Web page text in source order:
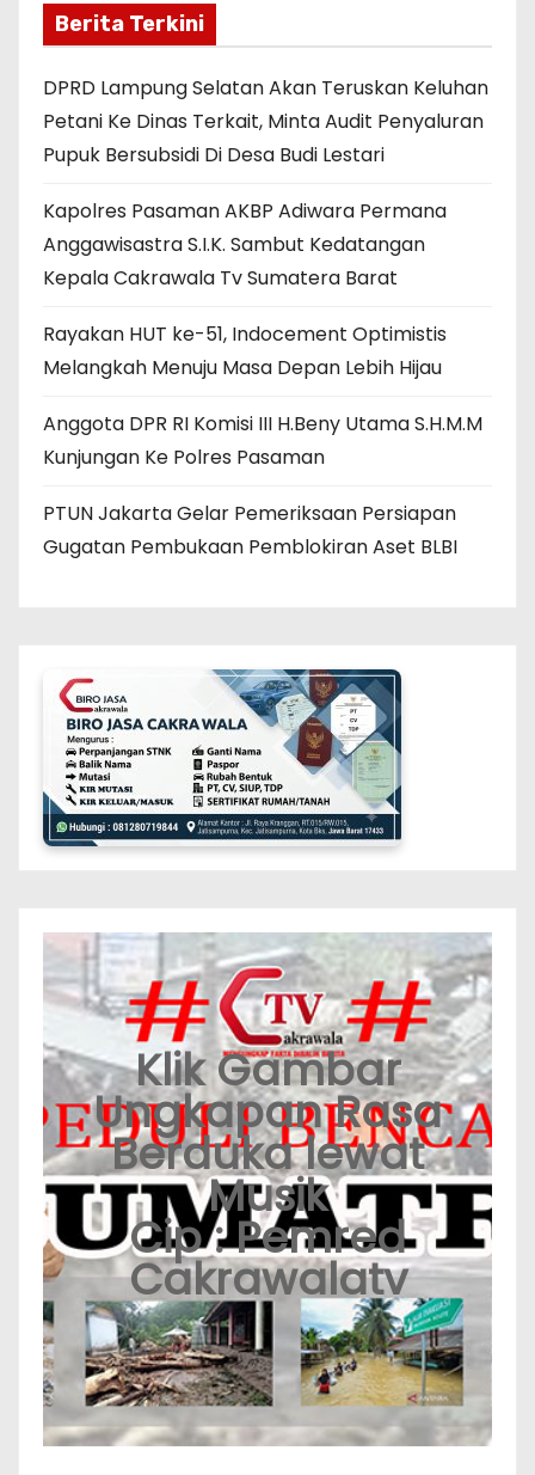
Berita Terkini
DPRD Lampung Selatan Akan Teruskan Keluhan
Petani Ke Dinas Terkait, Minta Audit Penyaluran
Pupuk Bersubsidi Di Desa Budi Lestari
Kapolres Pasaman AKBP Adiwara Permana
Anggawisastra S.I.K. Sambut Kedatangan
Kepala Cakrawala Tv Sumatera Barat
Rayakan HUT ke-51, Indocement Optimistis
Melangkah Menuju Masa Depan Lebih Hijau
Anggota DPR RI Komisi III H.Beny Utama S.H.M.M
Kunjungan Ke Polres Pasaman
PTUN Jakarta Gelar Pemeriksaan Persiapan
Gugatan Pembukaan Pemblokiran Aset BLBI
Klik Gambar
Ungkapan Rasa
Berduka lewat
Musik
Cip : Pemred
Cakrawalatv